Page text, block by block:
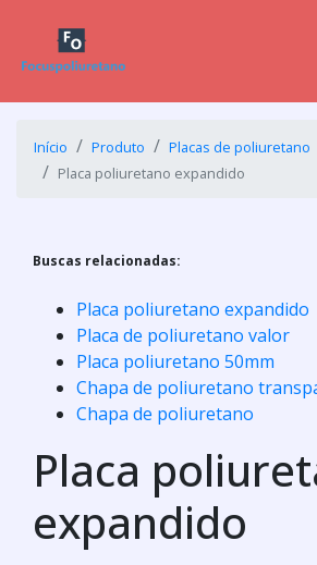
Início Produto
Placas de poliuretano
Placa poliuretano expandido
Buscas relacionadas:
Placa poliuretano expandido
Placa de poliuretano valor
Placa poliuretano 50mm
Chapa de poliuretano
Chapa de poliuretano
Placa
expandido